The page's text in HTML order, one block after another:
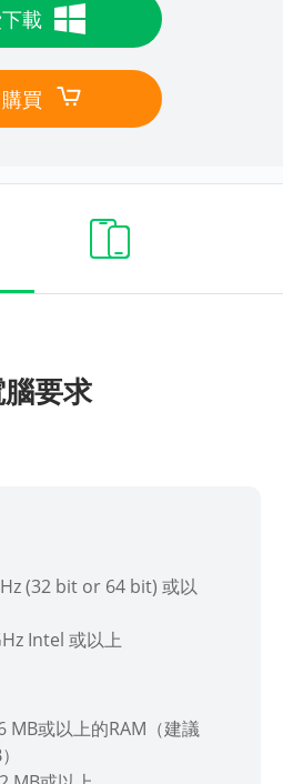
載
買
要求
(32 bit or 64 bit) 或以
Intel 或以上
MB或以上的RAM（建議